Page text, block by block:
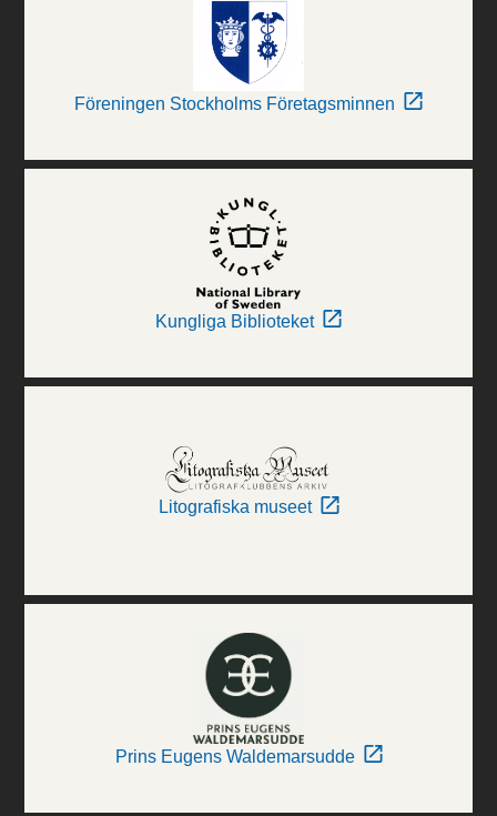
Föreningen Stockholms Företagsminnen
Kungliga Biblioteket
Litografiska museet
Prins Eugens Waldemarsudde